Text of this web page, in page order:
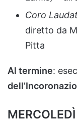
Coro
diretto da
Pitta
Al termine:
MERCOLEDÌ